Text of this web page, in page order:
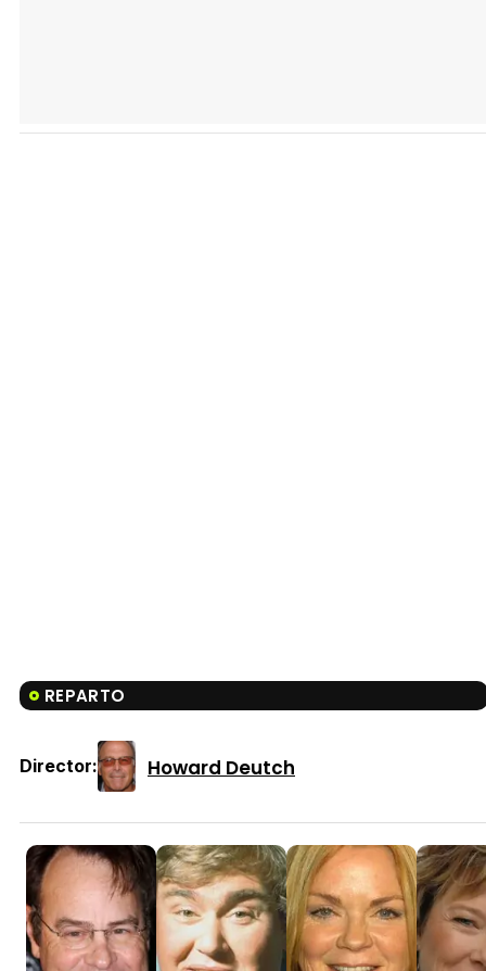
REPARTO
Director: Howard Deutch